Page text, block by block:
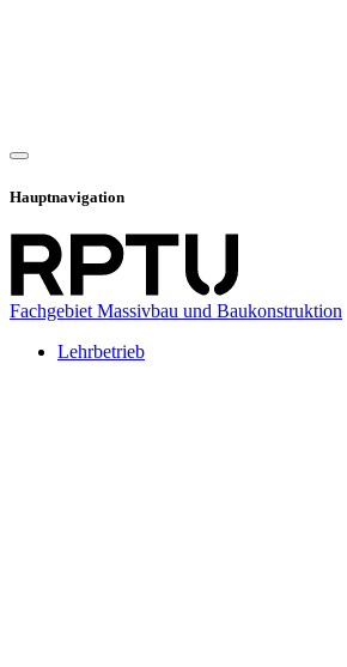
Hauptnavigation
Fachgebiet Massivbau und Baukonstruktion
Lehrbetrieb